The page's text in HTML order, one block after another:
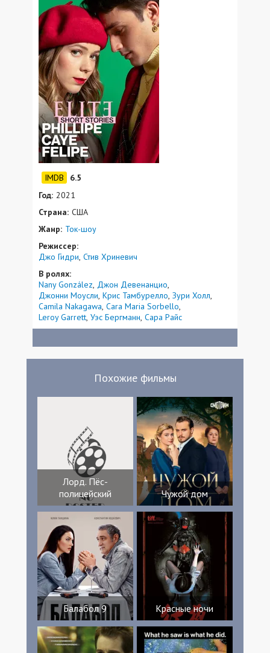
6.5
Год: 2021
Страна: США
Жанр: Ток-шоу
Режиссер:
Джо Гидри Стив Хриневич
В ролях:
Nany González Джон Девенанцио
Джонни Моусли Крис Тамбурелло Зури Холл
Camila Nakagawa Cara Maria Sorbello
Leroy Garrett Уэс Бергманн Сара Райс
Похожие фильмы
Лорд. Пёс-
полицейский
Чужой дом
Балабол 9 Красные ночи